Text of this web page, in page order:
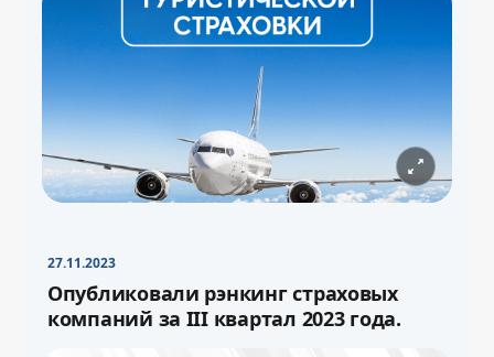
− 16pt
27.11.2023
Опубликовали рэнкинг страховых
компаний за III квартал 2023 года.